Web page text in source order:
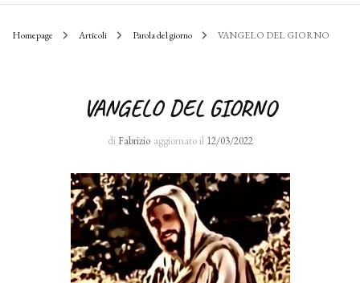
Homepage Articoli Parola del giorno VANGELO DEL GIORNO
VANGELO DEL GIORNO
di Fabrizio aggiornato il 12/03/2022